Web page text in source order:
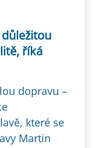
říká
dopravu –
které se
Martin